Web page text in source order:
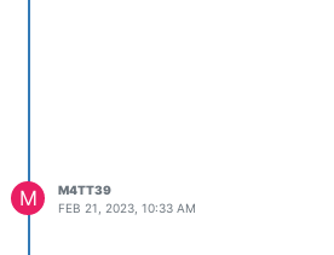
M
M4TT39
FEB 21, 2023, 10:33 AM